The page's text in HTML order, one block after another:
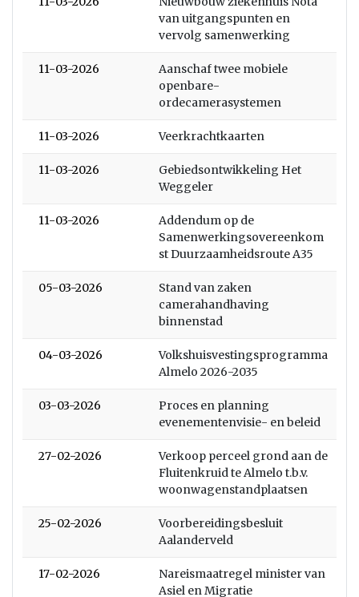
van uitgangspunten en
vervolg samenwerking
11-03-2026
Aanschaf twee mobiele
openbare-
ordecamerasystemen
11-03-2026 Veerkrachtkaarten
11-03-2026
Gebiedsontwikkeling Het
Weggeler
11-03-2026
Addendum op de
Samenwerkingsovereenkom
st Duurzaamheidsroute A35
05-03-2026
Stand van zaken
camerahandhaving
binnenstad
04-03-2026
Volkshuisvestingsprogramma
Almelo 2026-2035
03-03-2026
Proces en planning
evenementenvisie- en beleid
27-02-2026
Verkoop perceel grond aan de
Fluitenkruid te Almelo t.b.v.
woonwagenstandplaatsen
25-02-2026
Voorbereidingsbesluit
Aalanderveld
17-02-2026
Nareismaatregel minister van
Asiel en Migratie